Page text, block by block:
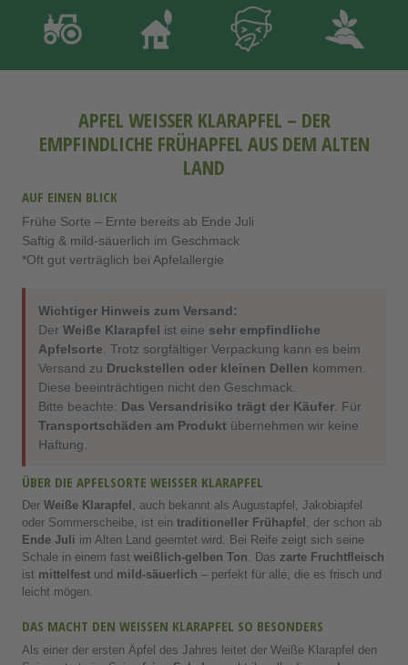
APFEL WEISSER KLARAPFEL – DER E
MPFINDLICHE FRÜHAPFEL AUS DEM ALTEN L
AND
AUF EINEN BLICK
Frühe Sorte – Ernte bereits ab Ende Juli
Saftig & mild-säuerlich im Geschmack
*Oft gut verträglich bei Apfelallergie
Wichtiger Hinweis zum Versand:
Der Weiße Klarapfel ist eine sehr empfindliche
Apfelsorte. Trotz sorgfältiger Verpackung kann es beim
Versand zu Druckstellen oder kleinen Dellen kommen.
Diese beeinträchtigen nicht den Geschmack.
Bitte beachte: Das Versandrisiko trägt der Käufer. Für
Transportschäden am Produkt übernehmen wir keine
Haftung.
ÜBER DIE APFELSORTE WEISSER KLARAPFEL
Der Weiße Klarapfel, auch bekannt als Augustapfel, Jakobiapfel
oder Sommerscheibe, ist ein traditioneller Frühapfel, der schon ab
Ende Juli im Alten Land geerntet wird. Bei Reife zeigt sich seine
Schale in einem fast weißlich-gelben Ton. Das zarte Fruchtfleisch
ist mittelfest und mild-säuerlich – perfekt für alle, die es frisch und
leicht mögen.
DAS MACHT DEN WEISSEN KLARAPFEL SO BESONDERS
Als einer der ersten Äpfel des Jahres leitet der Weiße Klarapfel den